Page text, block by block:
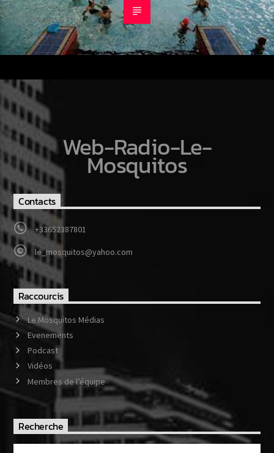
Web-Radio-Le-
Mosquitos
Contacts
+33652387801
le_mosquitos@yahoo.com
Raccourcis
Le Mosquitos Médias
Evenements
Podcast
Vidéos
Membres de l’équipe
Recherche